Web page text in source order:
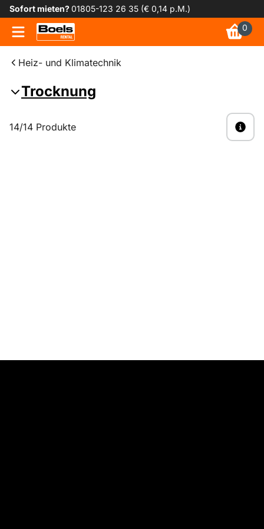
Sofort mieten?01805-123 26 35 (€ 0,14 p.M.)
0
Heiz- und Klimatechnik
Trocknung
14/14 Produkte